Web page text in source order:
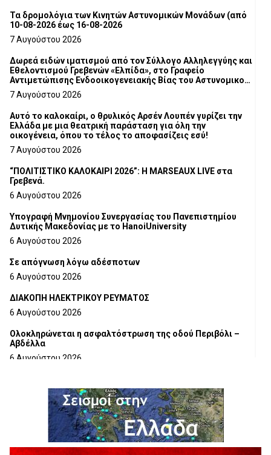
Τα δρομολόγια των Κινητών Αστυνομικών Μονάδων (από
10-08-2026 έως 16-08-2026
7 Αυγούστου 2026
Δωρεά ειδών ιματισμού από τον Σύλλογο Αλληλεγγύης και
Εθελοντισμού Γρεβενών «Ελπίδα», στο Γραφείο
Αντιμετώπισης Ενδοοικογενειακής Βίας του Αστυνομικού
Τμήματος Γρεβενών
7 Αυγούστου 2026
Αυτό το καλοκαίρι, ο θρυλικός Αρσέν Λουπέν γυρίζει την
Ελλάδα με μια θεατρική παράσταση για όλη την
οικογένεια, όπου το τέλος το αποφασίζεις εσύ!
7 Αυγούστου 2026
“ΠΟΛΙΤΙΣΤΙΚΟ ΚΑΛΟΚΑΙΡΙ 2026”: Η MARSEAUX LIVE στα
Γρεβενά.
6 Αυγούστου 2026
Υπογραφή Μνημονίου Συνεργασίας του Πανεπιστημίου
Δυτικής Μακεδονίας με το HanoiUniversity
6 Αυγούστου 2026
Σε απόγνωση λόγω αδέσποτων
6 Αυγούστου 2026
ΔΙΑΚΟΠΗ ΗΛΕΚΤΡΙΚΟΥ ΡΕΥΜΑΤΟΣ
6 Αυγούστου 2026
Ολοκληρώνεται η ασφαλτόστρωση της οδού Περιβόλι –
Αβδέλλα
6 Αυγούστου 2026
5 Αυγούστου 2026
Ο ΑΝΔΡΕΑΣ ΑΣΛΑΝΙΔΗΣ ΣΥΝΕΧΙΖΕΙ ΣΤΟΝ ΠΡΩΤΕΑ
ΓΡΕΒΕΝΩΝ
5 Αυγούστου 2026